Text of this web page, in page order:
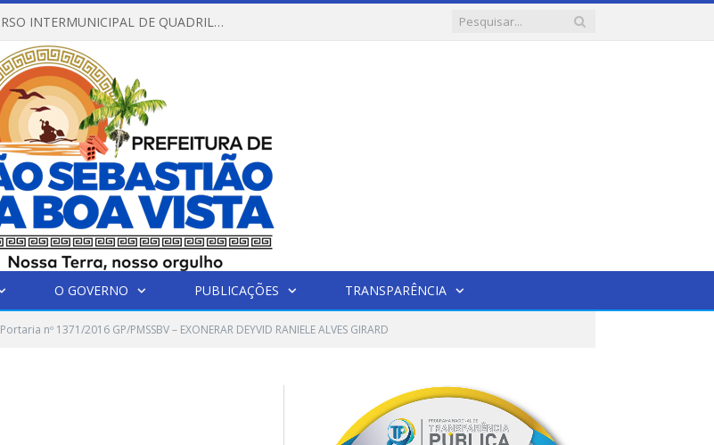
REGULAMENTO DO X CONCURSO INTERMUNICIPAL DE QUADRILHAS JUNINAS – 2026 – ARRAIÁ DA VENEZA
O GOVERNO PUBLICAÇÕES TRANSPARÊNCIA
Portaria nº 1371/2016 GP/PMSSBV – EXONERAR DEYVID RANIELE ALVES GIRARD